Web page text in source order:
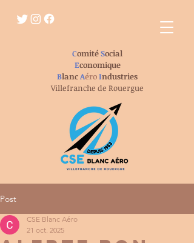
ComitéSocial
Economique
BlancAéroIndustries
Villefranche de Rouergue
Post
CSE Blanc Aéro
21 oct. 2025